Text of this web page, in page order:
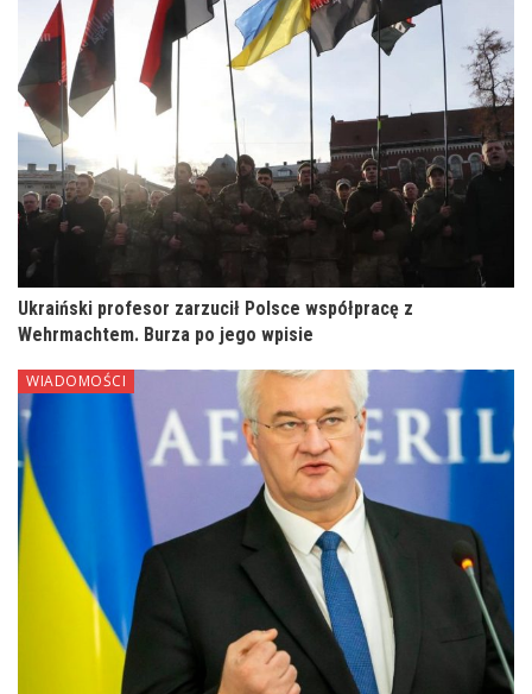
Ukraiński profesor zarzucił Polsce współpracę z
Wehrmachtem. Burza po jego wpisie
WIADOMOŚCI